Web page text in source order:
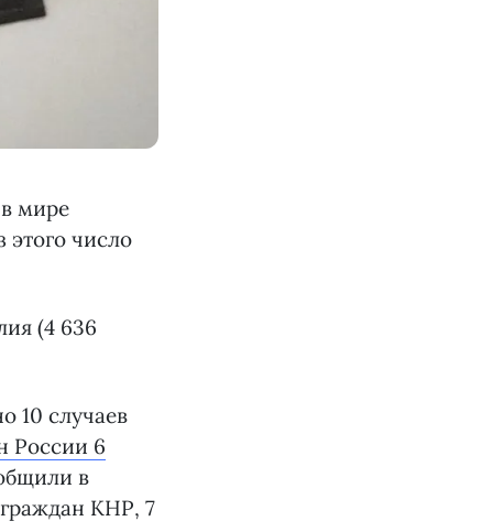
мире
этого число
(4 636
10 случаев
России 6
в
КНР, 7